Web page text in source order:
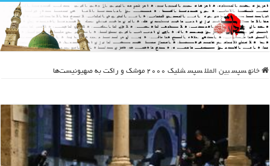
خانه سپس بین الملل سپس شلیک ۲۰۰۰ موشک و راکت به صهیونیست‌ها